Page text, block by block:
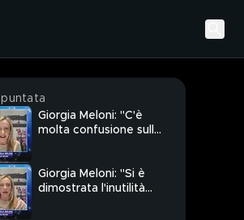
puntata
Giorgia Meloni: "C'è
molta confusione sulla
Giorgia Meloni: "Si è
dimostrata l'inutilità